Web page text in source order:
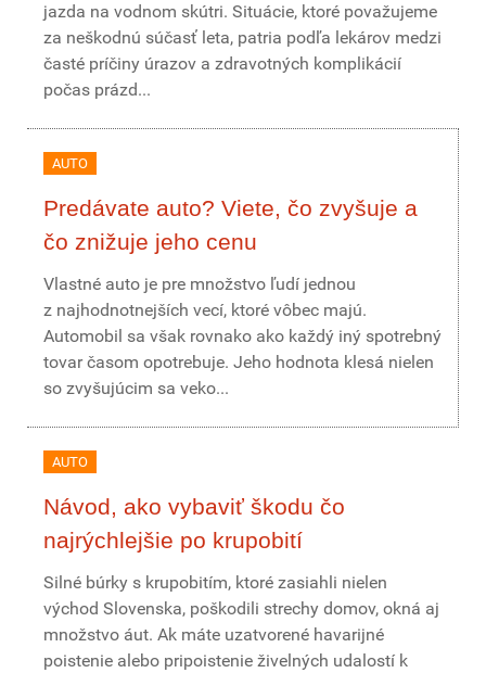
jazda na vodnom skútri. Situácie, ktoré považujeme
za neškodnú súčasť leta, patria podľa lekárov medzi
časté príčiny úrazov a zdravotných komplikácií
počas prázd...
AUTO
Predávate auto? Viete, čo zvyšuje a
čo znižuje jeho cenu
Vlastné auto je pre množstvo ľudí jednou
z najhodnotnejších vecí, ktoré vôbec majú.
Automobil sa však rovnako ako každý iný spotrebný
tovar časom opotrebuje. Jeho hodnota klesá nielen
so zvyšujúcim sa veko...
AUTO
Návod, ako vybaviť škodu čo
najrýchlejšie po krupobití
Silné búrky s krupobitím, ktoré zasiahli nielen
východ Slovenska, poškodili strechy domov, okná aj
množstvo áut. Ak máte uzatvorené havarijné
poistenie alebo pripoistenie živelných udalostí k